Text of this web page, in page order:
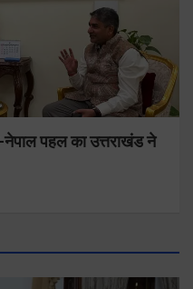
पहल का उत्तराखंड ने